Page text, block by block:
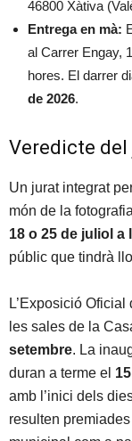
46800 Xàtiva
Entrega en mà:
al Carrer Engay,
hores. El darrer
de 2026.
Veredicte
Un jurat integrat
món de la
18 o 25 de juliol a
públic que tindrà
L’Exposició
les sales de la
setembre. La
duran a terme el
amb l’inici dels
resulten